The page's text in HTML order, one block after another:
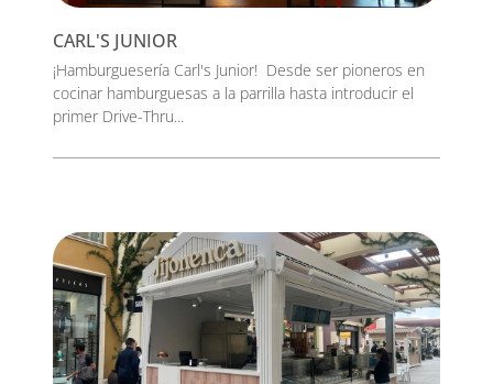
CARL'S JUNIOR
¡Hamburguesería Carl's Junior! Desde ser pioneros en
cocinar hamburguesas a la parrilla hasta introducir el
primer Drive-Thru...